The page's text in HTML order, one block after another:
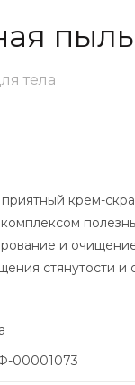
пыль
тела
крем-
и
стянутости и
00001073